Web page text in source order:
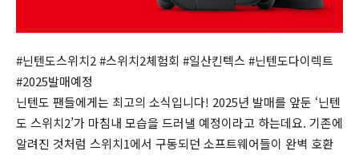
#닌텐도스위치2 #스위치2체험회 #일산킨텍스 #닌텐도다이렉트
#2025발매예정
닌텐도 팬들에게는 최고의 소식입니다! 2025년 발매를 앞둔 ‘닌텐
도 스위치2’가 마침내 모습을 드러낼 예정이라고 하는데요. 기존에
알려진 것처럼 스위치1에서 구동되던 소프트웨어들이 완벽 호환